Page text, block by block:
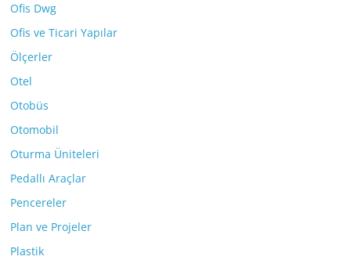
Ofis Dwg
Ofis ve Ticari Yapılar
Ölçerler
Otel
Otobüs
Otomobil
Oturma Üniteleri
Pedallı Araçlar
Pencereler
Plan ve Projeler
Plastik